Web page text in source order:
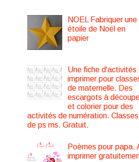
NOEL Fabriquer une
étoile de Noël en
papier
Une fiche d'activités
imprimer pour
de maternelle. Des
escargots à
et colorier pour des
activités de numération. Classes
de ps ms. Gratuit.
Poèmes pour papa.
imprimer